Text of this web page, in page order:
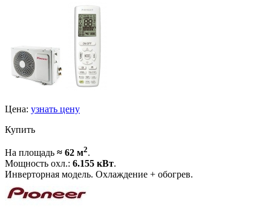
Цена: узнать цену
Купить
На площадь ≈ 62 м2.
Мощность охл.: 6.155 кВт.
Инверторная модель. Охлаждение + обогрев.